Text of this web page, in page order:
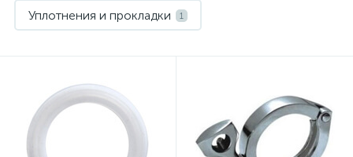
Уплотнения и прокладки 1